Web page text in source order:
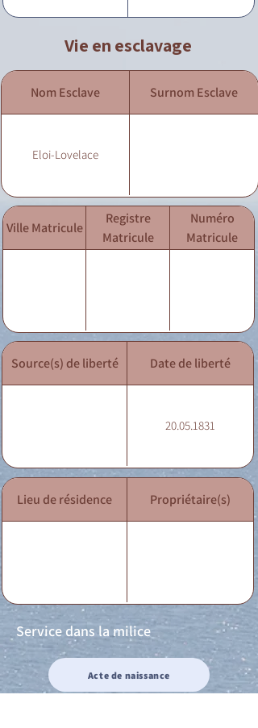
Vie en esclavage
Nom Esclave Surnom Esclave
Eloi-Lovelace
Ville Matricule
Registre
Matricule
Numéro
Matricule
Source(s) de liberté Date de liberté
20.05.1831
Lieu de résidence Propriétaire(s)
Service dans la milice
Acte de naissance